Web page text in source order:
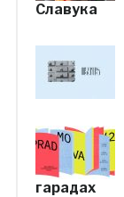
Славука
гарадах